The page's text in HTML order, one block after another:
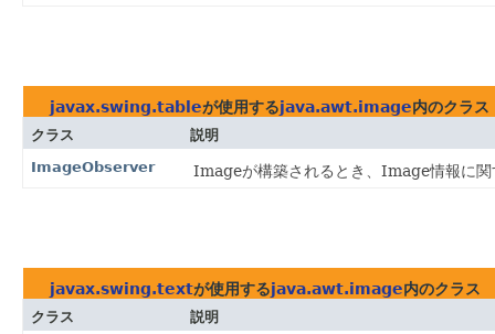
javax.swing.tableが使用するjava.awt.image内のクラス
クラス
説明
ImageObserver
Imageが構築されるとき、Image情報に関
javax.swing.textが使用するjava.awt.image内のクラス
クラス
説明